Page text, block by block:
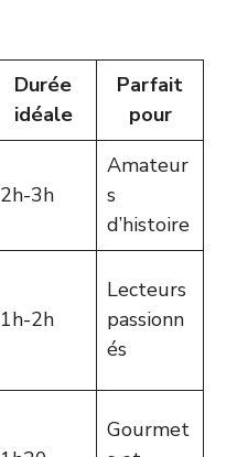
Durée
idéale
Parfait
pour
2h-3h
Amateur
s
d’histoire
1h-2h
Lecteurs
passionn
és
Gourmet